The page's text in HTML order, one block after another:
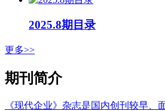
2025.8期目录
更多>>
期刊简介
《现代企业》杂志是国内创刊较早、